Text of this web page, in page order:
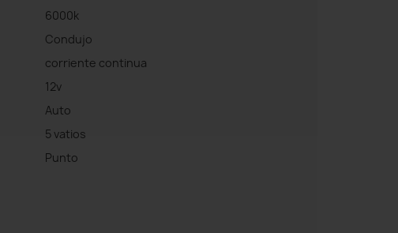
6000k
Condujo
corriente continua
12v
Auto
5 vatios
Punto